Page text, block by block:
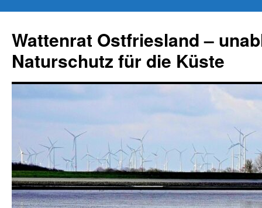
springen
Wattenrat Ostfriesland –
Naturschutz für die Küste